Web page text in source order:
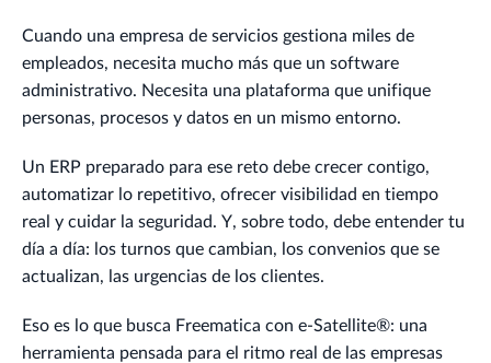
Cuando una empresa de servicios gestiona miles de
empleados, necesita mucho más que un software
administrativo. Necesita una plataforma que unifique
personas, procesos y datos en un mismo entorno.
Un ERP preparado para ese reto debe crecer contigo,
automatizar lo repetitivo, ofrecer visibilidad en tiempo
real y cuidar la seguridad. Y, sobre todo, debe entender tu
día a día: los turnos que cambian, los convenios que se
actualizan, las urgencias de los clientes.
Eso es lo que busca Freematica con e-Satellite®: una
herramienta pensada para el ritmo real de las empresas